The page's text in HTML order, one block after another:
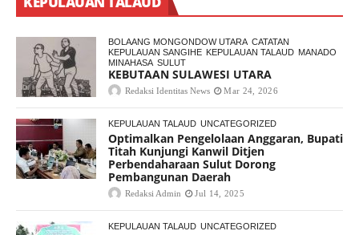
BOLAANG MONGONDOW UTARA CATATAN
KEPULAUAN SANGIHE KEPULAUAN TALAUD MANADO
MINAHASA SULUT
KEBUTAAN SULAWESI UTARA
Redaksi Identitas News Mar 24, 2026
KEPULAUAN TALAUD UNCATEGORIZED
Optimalkan Pengelolaan Anggaran, Bupati
Titah Kunjungi Kanwil Ditjen
Perbendaharaan Sulut Dorong
Pembangunan Daerah
Redaksi Admin Jul 14, 2025
KEPULAUAN TALAUD UNCATEGORIZED